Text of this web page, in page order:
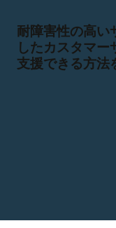
耐障害性の高い
したカスタマ
支援できる方法